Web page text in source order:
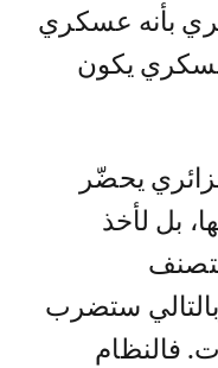
بأنه عسكري
يكون
يحضّر
بل لأخذ
ستضرب
فالنظام